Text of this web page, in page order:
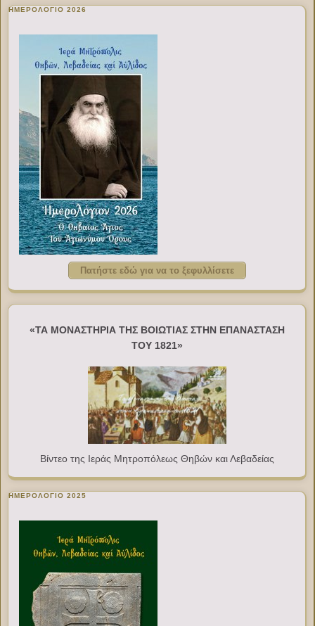
ΗΜΕΡΟΛΟΓΙΟ 2026
Πατήστε εδώ για να το ξεφυλλίσετε
«ΤΑ ΜΟΝΑΣΤΗΡΙΑ ΤΗΣ ΒΟΙΩΤΙΑΣ ΣΤΗΝ ΕΠΑΝΑΣΤΑΣΗ
ΤΟΥ 1821»
Βίντεο της Ιεράς Μητροπόλεως Θηβών και Λεβαδείας
ΗΜΕΡΟΛΟΓΙΟ 2025